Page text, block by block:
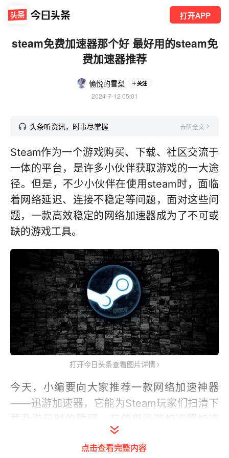
打开APP
steam免费加速器那个好 最好用的steam免
费加速器推荐
愉悦的雪梨 关注
2024-7-12 05:01
头条听资讯，时事尽掌握 去听全文
Steam作为一个游戏购买、下载、社区交流于
一体的平台，是许多小伙伴获取游戏的一大途
径。但是，不少小伙伴在使用steam时，面临
着网络延迟、连接不稳定等问题，面对这些问
题，一款高效稳定的网络加速器成为了不可或
缺的游戏工具。
打开今日头条查看图片详情
今天，小编要向大家推荐一款网络加速神器
——迅游加速器，它能为Steam玩家们扫清下
steam时，它有如下特点。
点击查看完整内容